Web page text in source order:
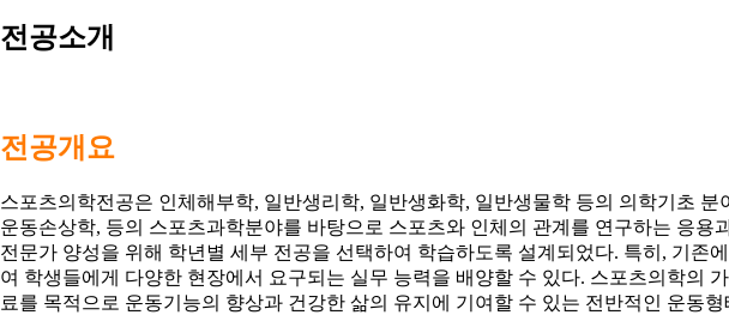
전공소개
전공개요
스포츠의학전공은 인체해부학, 일반생리학, 일반생화학, 일반생물학 등의 의학기초
운동손상학, 등의 스포츠과학분야를 바탕으로 스포츠와 인체의 관계를 연구하는 응용
전문가 양성을 위해 학년별 세부 전공을 선택하여 학습하도록 설계되었다. 특히, 기존
여 학생들에게 다양한 현장에서 요구되는 실무 능력을 배양할 수 있다. 스포츠의학의
료를 목적으로 운동기능의 향상과 건강한 삶의 유지에 기여할 수 있는 전반적인 운동